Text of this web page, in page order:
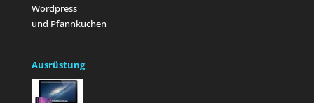
Wordpress
und Pfannkuchen
Ausrüstung